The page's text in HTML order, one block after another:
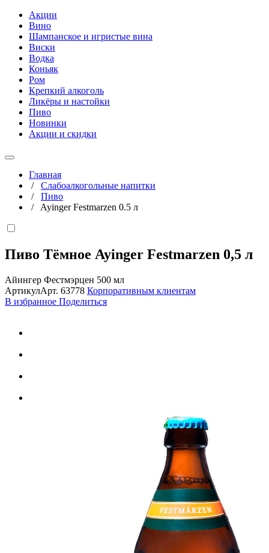
Акции
Вино
Шампанское и игристые вина
Виски
Водка
Коньяк
Ром
Крепкий алкоголь
Ликёры и настойки
Пиво
Новинки
Акции и скидки
Главная
/ Слабоалкогольные напитки
/ Пиво
/ Ayinger Festmarzen 0.5 л
Пиво Тёмное Ayinger Festmarzen 0,5 л
Айингер Фестмэрцен 500 мл
АртикулАрт. 63778 Корпоративным клиентам
В избранное Поделиться